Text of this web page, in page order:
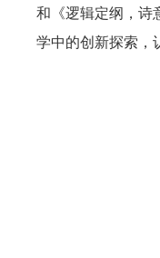
和《逻辑定纲，诗
学中的创新探索，